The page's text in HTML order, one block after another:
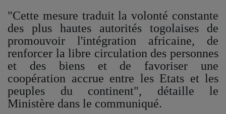
"Cette mesure traduit la volonté constante
des plus hautes autorités togolaises de
promouvoir l'intégration africaine, de
renforcer la libre circulation des personnes
et des biens et de favoriser une
coopération accrue entre les Etats et les
peuples du continent", détaille le
Ministère dans le communiqué.